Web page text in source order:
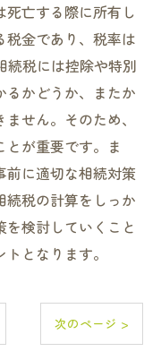
亡する際に所有し
税金であり、税率は
続税には控除や特別
かどうか、またか
せん。そのため、
が重要です。ま
前に適切な相続対策
続税の計算をしっか
を検討していくこと
となります。
次のページ >